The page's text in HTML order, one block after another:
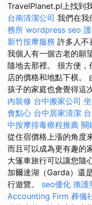
TravelPlanet.pl上找到
台南清潔公司 我們在我
務所 wordpress seo
新竹按摩服務 許多人不
我個人有一個古老的願
隨地去那裡。 很方便，
店的價格和地點下棋。
孩子的家庭也會覺得這
內裝修 台中搬家公司
會點心 台中居家清潔
中按摩排毒療程推薦 關
從住宿價格上漲的角度
而且可以成為更有趣的
大篷車旅行可以讓您隨
加爾達湖（Garda）還
行遊覽。 seo優化 換護
Accounting Firm 葬儀